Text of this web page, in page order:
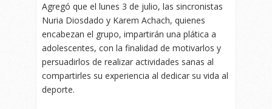
Agregó que el lunes 3 de julio, las sincronistas
Nuria Diosdado y Karem Achach, quienes
encabezan el grupo, impartirán una plática a
adolescentes, con la finalidad de motivarlos y
persuadirlos de realizar actividades sanas al
compartirles su experiencia al dedicar su vida al
deporte.